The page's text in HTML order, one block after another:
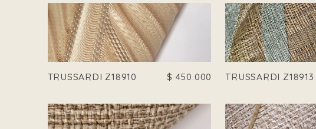
TRUSSARDI Z18910 $ 450.000 TRUSSARDI Z18913